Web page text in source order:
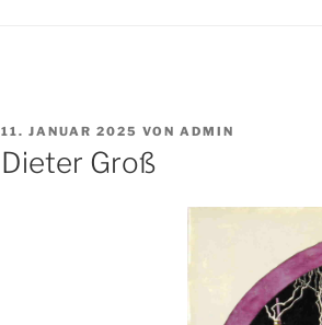
VERÖFFENTLICHT
AM
11. JANUAR 2025 VON ADMIN
Dieter Groß